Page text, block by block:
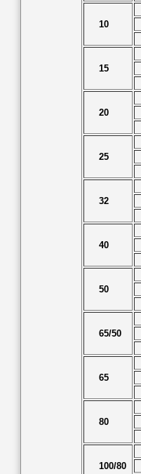
10
15
20
25
32
40
50
65/50
65
80
100/80